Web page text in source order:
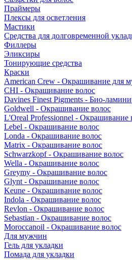
Праймеры
Плексы для осветления
Мастики
Средства для долговременной
Филлеры
Эликсиры
Тонирующие средства
Краски
American Crew - Окрашивание для
CHI - Окрашивание волос
Davines Finest Pigments - Био-
Goldwell - Окрашивание волос
L'Oreal Professionnel - Окрашивание
Lebel - Окрашивание волос
Londa - Окрашивание волос
Matrix - Окрашивание волос
Schwarzkopf - Окрашивание волос
Wella - Окрашивание волос
Greymy - Окрашивание волос
Glynt - Окрашивание волос
Keune - Окрашивание волос
Indola - Окрашивание волос
Revlon - Окрашивание волос
Sebastian - Окрашивание волос
Moroccanoil - Окрашивание волос
Для мужчин
Гель для укладки
Помада для укладки